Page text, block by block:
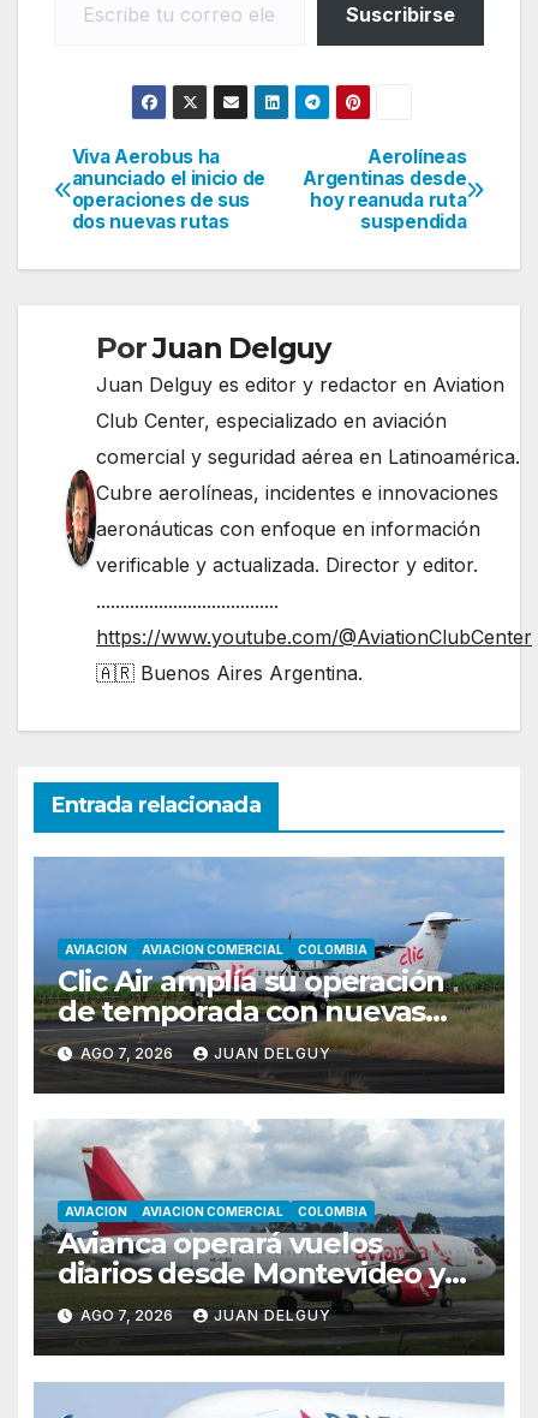
Suscribirse
Navegación
de
entradas
Aerolíneas
Argentinas desde
hoy reanuda ruta
suspendida
Viva Aerobus ha
anunciado el inicio de
operaciones de sus
dos nuevas rutas
PorJuan Delguy
Juan Delguy es editor y redactor en Aviation
Club Center, especializado en aviación
comercial y seguridad aérea en Latinoamérica.
Cubre aerolíneas, incidentes e innovaciones
aeronáuticas con enfoque en información
verificable y actualizada. Director y editor.
......................................
https://www.youtube.com/@AviationClubCenter
🇦🇷 Buenos Aires Argentina.
Entrada relacionada
AVIACION AVIACION COMERCIAL COLOMBIA
Clic Air amplía su operación
de temporada con nuevas
rutas hacia Cartagena y Tolú
AGO 7, 2026 JUAN DELGUY
AVIACION AVIACION COMERCIAL COLOMBIA
Avianca operará vuelos
diarios desde Montevideo y
Asunción hacia Bogotá
AGO 7, 2026 JUAN DELGUY